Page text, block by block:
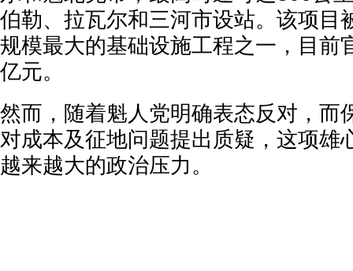
伯勒、拉瓦尔和三河市设站。该项目
规模最大的基础设施工程之一，目前
亿元。
然而，随着魁人党明确表态反对，而
对成本及征地问题提出质疑，这项雄
越来越大的政治压力。